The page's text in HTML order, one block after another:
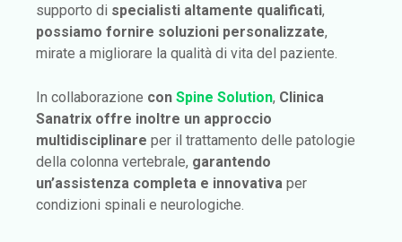
supporto di specialisti altamente qualificati,
possiamo fornire soluzioni personalizzate,
mirate a migliorare la qualità di vita del paziente.
In collaborazione con Spine Solution, Clinica
Sanatrix offre inoltre un approccio
multidisciplinare per il trattamento delle patologie
della colonna vertebrale, garantendo
un’assistenza completa e innovativa per
condizioni spinali e neurologiche.